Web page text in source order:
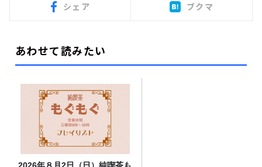
シェア ブクマ
あわせて読みたい